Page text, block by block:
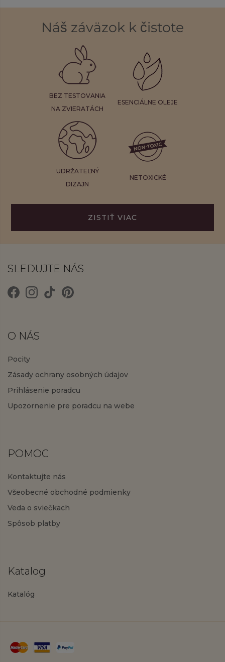
Náš záväzok k čistote
BEZ TESTOVANIA
NA ZVIERATÁCH
ESENCIÁLNE OLEJE
UDRŽATEĽNÝ
DIZAJN
NETOXICKÉ
ZISTIŤ VIAC
SLEDUJTE NÁS
O NÁS
Pocity
Zásady ochrany osobných údajov
Prihlásenie poradcu
Upozornenie pre poradcu na webe
POMOC
Kontaktujte nás
Všeobecné obchodné podmienky
Veda o sviečkach
Spôsob platby
Katalog
Katalóg